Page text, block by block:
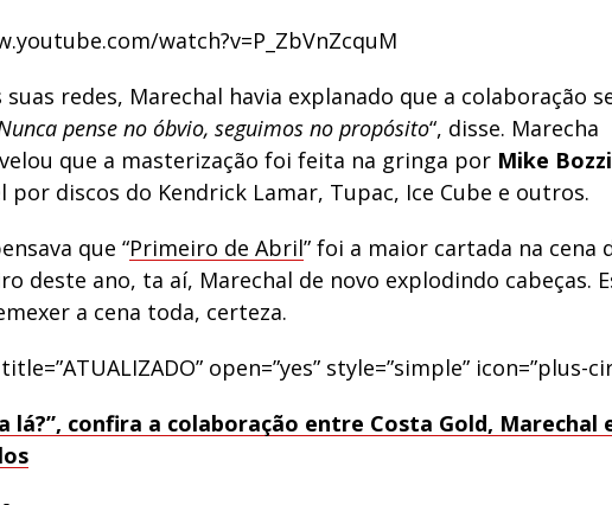
watch?v=P_ZbVnZcquM
suas redes, Marechal havia explanado que a colaboração
pense no óbvio, seguimos no propósito“, disse. Marecha
que a masterização foi feita na gringa por Mike Bozzi
por discos do Kendrick Lamar, Tupac, Ice Cube e outros.
que “Primeiro de Abril” foi a maior cartada na cena
deste ano, ta aí, Marechal de novo explodindo cabeças.
a cena toda, certeza.
open=”yes” style=”simple” icon=”plus-
lá?”, confira a colaboração entre Costa Gold, Marechal